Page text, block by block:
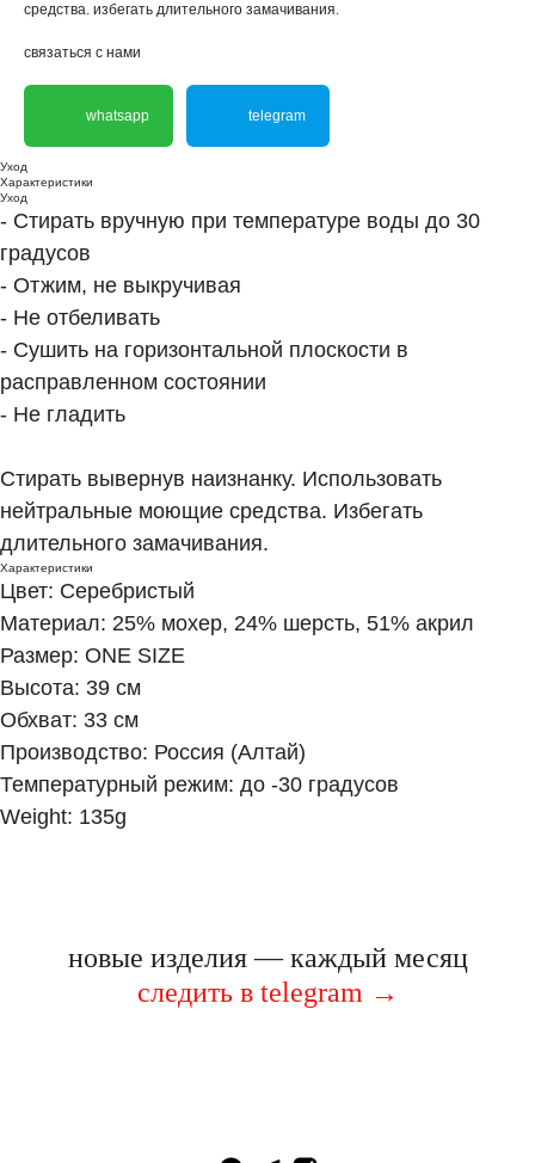
средства. избегать длительного замачивания.
связаться с нами
whatsapp telegram
Уход
Характеристики
Уход
- Стирать вручную при температуре воды до 30
градусов
- Отжим, не выкручивая
- Не отбеливать
- Сушить на горизонтальной плоскости в
расправленном состоянии
- Не гладить
Стирать вывернув наизнанку. Использовать
нейтральные моющие средства. Избегать
длительного замачивания.
Характеристики
Цвет: Серебристый
Материал: 25% мохер, 24% шерсть, 51% акрил
Размер: ONE SIZE
Высота: 39 см
Обхват: 33 см
Производство: Россия (Алтай)
Температурный режим: до -30 градусов
Weight: 135g
новые изделия — каждый месяц
следить в telegram →